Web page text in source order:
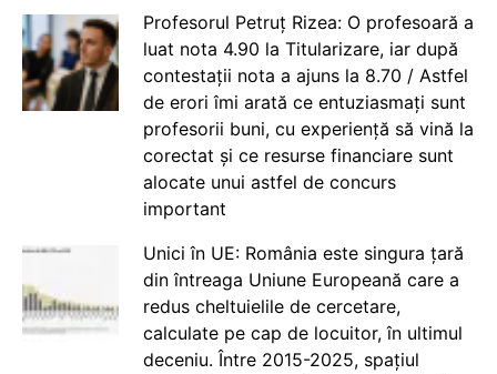
Profesorul Petruț Rizea: O profesoară a
luat nota 4.90 la Titularizare, iar după
contestații nota a ajuns la 8.70 / Astfel
de erori îmi arată ce entuziasmați sunt
profesorii buni, cu experiență să vină la
corectat și ce resurse financiare sunt
alocate unui astfel de concurs
important
Unici în UE: România este singura țară
din întreaga Uniune Europeană care a
redus cheltuielile de cercetare,
calculate pe cap de locuitor, în ultimul
deceniu. Între 2015-2025, spațiul